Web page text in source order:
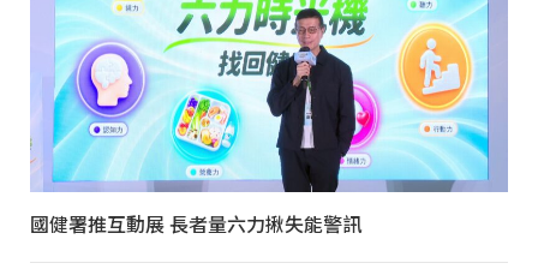
國健署推互動展 長者量六力揪失能警訊